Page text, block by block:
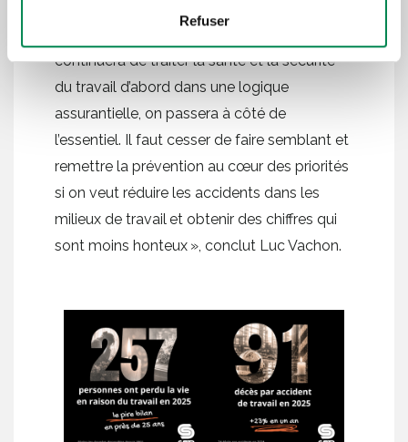
Refuser
continuera de traiter la santé et la sécurité
du travail d’abord dans une logique
assurantielle, on passera à côté de
l’essentiel. Il faut cesser de faire semblant et
remettre la prévention au cœur des priorités
si on veut réduire les accidents dans les
milieux de travail et obtenir des chiffres qui
sont moins honteux », conclut Luc Vachon.